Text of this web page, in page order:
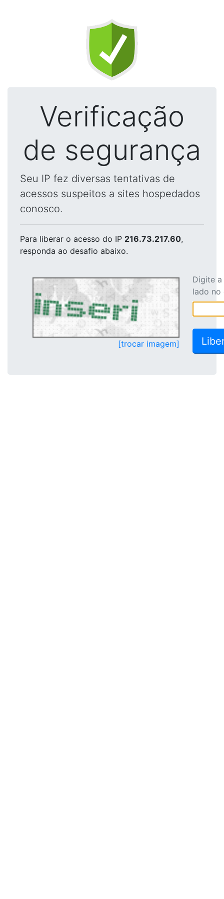
Verificação
de segurança
Seu IP fez diversas tentativas de
acessos suspeitos a sites hospedados
conosco.
Para liberar o acesso do IP 216.73.217.60,
responda ao desafio abaixo.
[trocar imagem]
Digite
lado no